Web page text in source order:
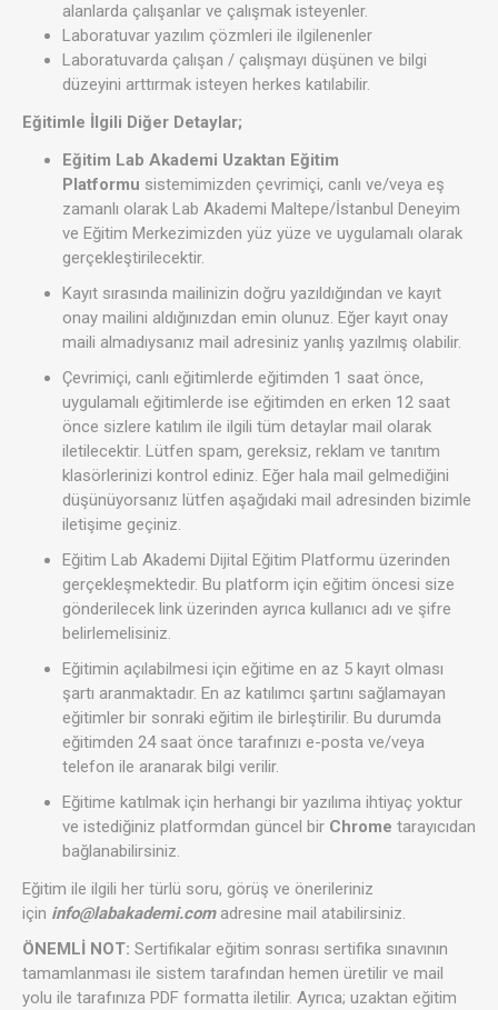
alanlarda çalışanlar ve çalışmak isteyenler.
Laboratuvar yazılım çözmleri ile ilgilenenler
Laboratuvarda çalışan / çalışmayı düşünen ve bilgi
düzeyini arttırmak isteyen herkes katılabilir.
Eğitimle İlgili Diğer Detaylar;
Eğitim Lab Akademi Uzaktan Eğitim
Platformu sistemimizden çevrimiçi, canlı ve/veya eş
zamanlı olarak Lab Akademi Maltepe/İstanbul Deneyim
ve Eğitim Merkezimizden yüz yüze ve uygulamalı olarak
gerçekleştirilecektir.
Kayıt sırasında mailinizin doğru yazıldığından ve kayıt
onay mailini aldığınızdan emin olunuz. Eğer kayıt onay
maili almadıysanız mail adresiniz yanlış yazılmış olabilir.
Çevrimiçi, canlı eğitimlerde eğitimden 1 saat önce,
uygulamalı eğitimlerde ise eğitimden en erken 12 saat
önce sizlere katılım ile ilgili tüm detaylar mail olarak
iletilecektir. Lütfen spam, gereksiz, reklam ve tanıtım
klasörlerinizi kontrol ediniz. Eğer hala mail gelmediğini
düşünüyorsanız lütfen aşağıdaki mail adresinden bizimle
iletişime geçiniz.
Eğitim Lab Akademi Dijital Eğitim Platformu üzerinden
gerçekleşmektedir. Bu platform için eğitim öncesi size
gönderilecek link üzerinden ayrıca kullanıcı adı ve şifre
belirlemelisiniz.
Eğitimin açılabilmesi için eğitime en az 5 kayıt olması
şartı aranmaktadır. En az katılımcı şartını sağlamayan
eğitimler bir sonraki eğitim ile birleştirilir. Bu durumda
eğitimden 24 saat önce tarafınızı e-posta ve/veya
telefon ile aranarak bilgi verilir.
Eğitime katılmak için herhangi bir yazılıma ihtiyaç yoktur
ve istediğiniz platformdan güncel bir Chrome tarayıcıdan
bağlanabilirsiniz.
Eğitim ile ilgili her türlü soru, görüş ve önerileriniz
için info@labakademi.comadresine mail atabilirsiniz.
ÖNEMLİ NOT: Sertifikalar eğitim sonrası sertifika sınavının
tamamlanması ile sistem tarafından hemen üretilir ve mail
yolu ile tarafınıza PDF formatta iletilir. Ayrıca; uzaktan eğitim